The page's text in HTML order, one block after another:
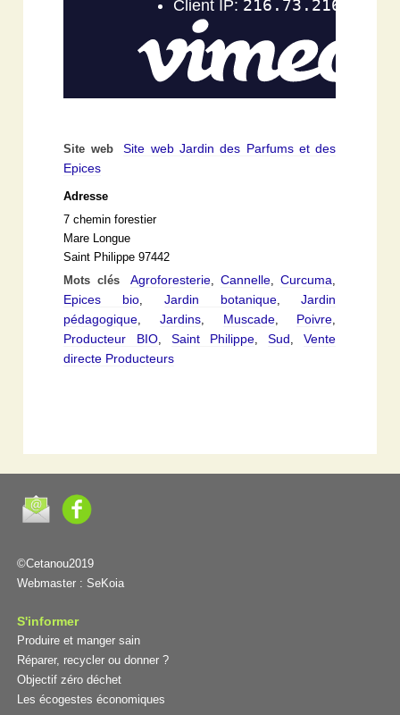
Site web
Site web Jardin des Parfums et des
Epices
Adresse
7 chemin forestier
Mare Longue
Saint Philippe 97442
Mots clés
Agroforesterie,Cannelle,Curcuma,
Epices bio, Jardin botanique,Jardin
pédagogique,Jardins, Muscade, Poivre,
Producteur BIO, Saint Philippe,Sud,Vente
directe Producteurs
©Cetanou2019
Webmaster : SeKoia
S'informer
Produire et manger sain
Réparer, recycler ou donner ?
Objectif zéro déchet
Les écogestes économiques